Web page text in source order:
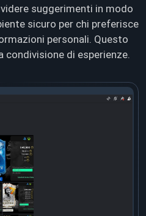
suggerimenti in modo
sicuro per chi preferisce
personali. Questo
condivisione di esperienze.